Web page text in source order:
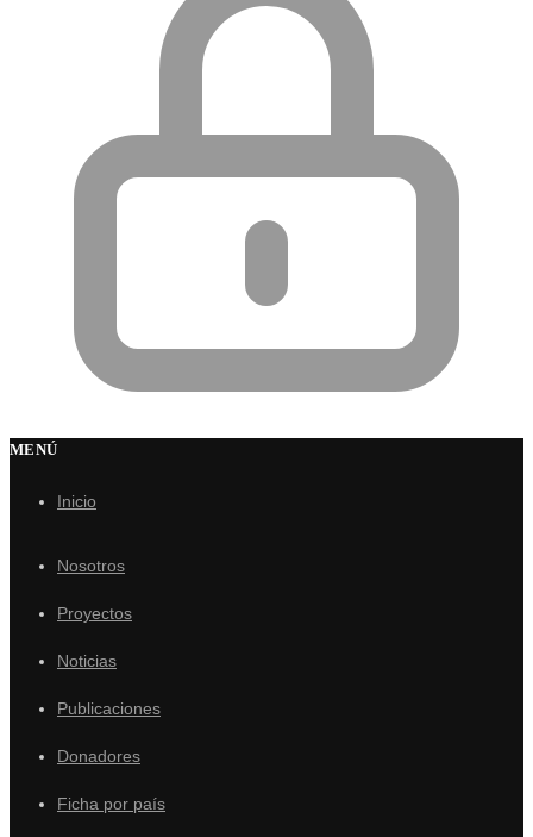
MENÚ
Inicio
Nosotros
Proyectos
Noticias
Publicaciones
Donadores
Ficha por país